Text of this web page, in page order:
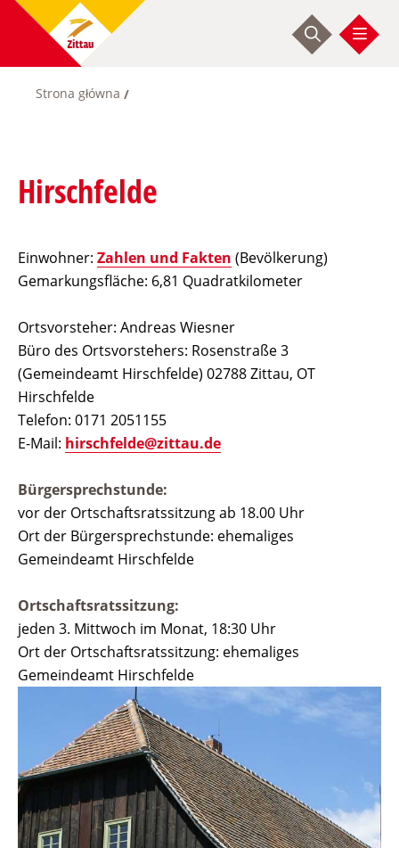
Przejdź
Ścieżka
Strona główna
Hirschfelde
Einwohner: Zahlen und Fakten (Bevölkerung)
Gemarkungsfläche: 6,81 Quadratkilometer
Ortsvorsteher: Andreas Wiesner
Büro des Ortsvorstehers: Rosenstraße 3
(Gemeindeamt Hirschfelde) 02788 Zittau, OT
Hirschfelde
Telefon: 0171 2051155
E-Mail: hirschfelde@zittau.de
Bürgersprechstunde:
vor der Ortschaftsratssitzung ab 18.00 Uhr
Ort der Bürgersprechstunde: ehemaliges
Gemeindeamt Hirschfelde
Ortschaftsratssitzung:
jeden 3. Mittwoch im Monat, 18:30 Uhr
Ort der Ortschaftsratssitzung: ehemaliges
Gemeindeamt Hirschfelde